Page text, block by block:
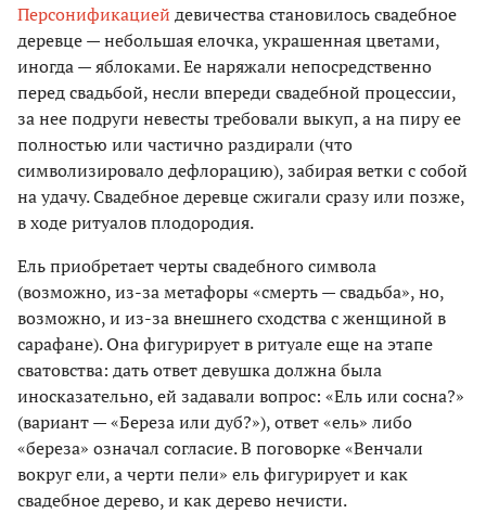
Персонификацией девичества становилось свадебное
деревце — небольшая елочка, украшенная цветами,
иногда — яблоками. Ее наряжали непосредственно
перед свадьбой, несли впереди свадебной процессии,
за нее подруги невесты требовали выкуп, а на пиру ее
полностью или частично раздирали (что
символизировало дефлорацию), забирая ветки с собой
на удачу. Свадебное деревце сжигали сразу или позже,
в ходе ритуалов плодородия.
Ель приобретает черты свадебного символа
(возможно, из-за метафоры «смерть — свадьба», но,
возможно, и из-за внешнего сходства с женщиной в
сарафане). Она фигурирует в ритуале еще на этапе
сватовства: дать ответ девушка должна была
иносказательно, ей задавали вопрос: «Ель или сосна?»
(вариант — «Береза или дуб?»), ответ «ель» либо
«береза» означал согласие. В поговорке «Венчали
вокруг ели, а черти пели» ель фигурирует и как
свадебное дерево, и как дерево нечисти.